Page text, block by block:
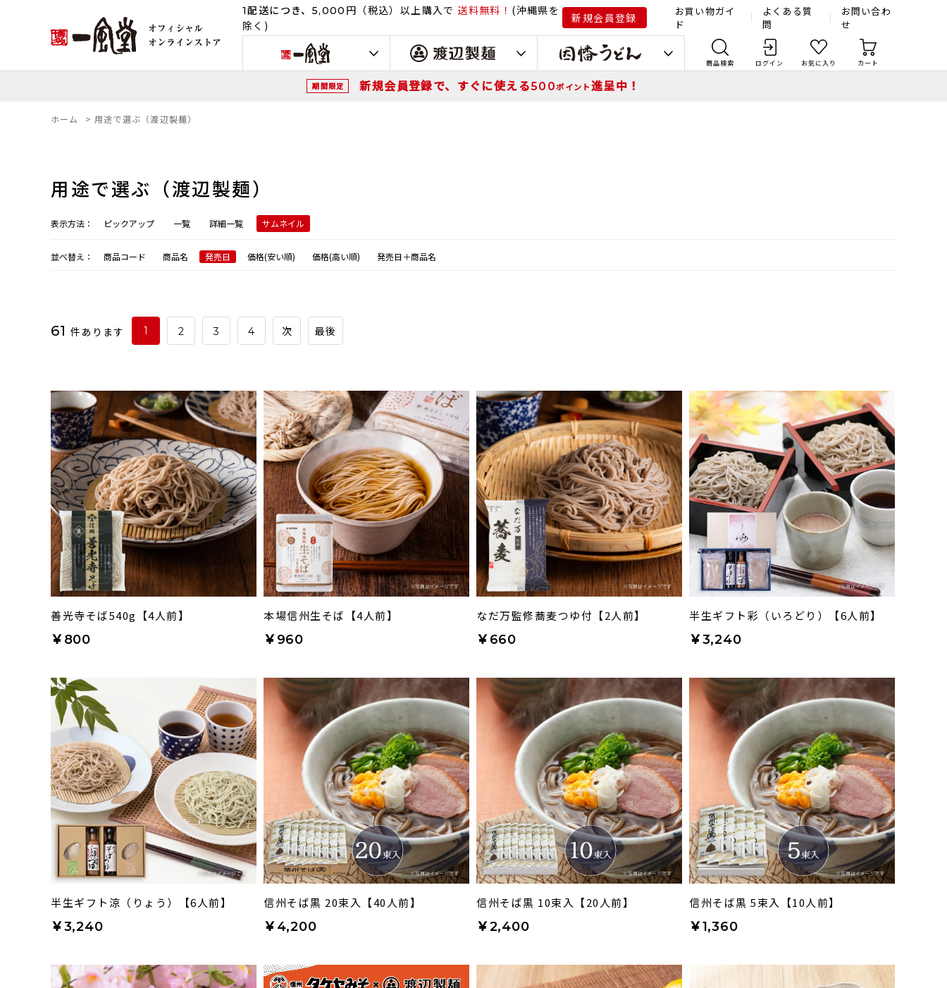
1配送につき、5,000 円（税込） 以上購入で 送料無料！ (沖縄県を
除く)
新規会員登録
お買い物ガイ
ド
よくある質
問
お問い合わ
せ
商品検索 ログイン お気に入り カート
期間限定 新規会員登録で、すぐに使える500ポイント進呈中！
ホーム > 用途で選ぶ（渡辺製麺）
用途で選ぶ（渡辺製麺）
表示方法： ピックアップ 一覧 詳細一覧 サムネイル
並べ替え： 商品コード 商品名 発売日 価格(安い順) 価格(高い順) 発売日＋商品名
61 件あります 1 2 3 4 次 最後
善光寺そば540g【4人前】
￥800
本場信州生そば【4人前】
￥960
なだ万監修蕎麦つゆ付【2人前】
￥660
半生ギフト彩（いろどり）【6人前】
￥3,240
半生ギフト涼（りょう）【6人前】
￥3,240
信州そば黒 20束入【40人前】
￥4,200
信州そば黒 10束入【20人前】
￥2,400
信州そば黒 5束入【10人前】
￥1,360